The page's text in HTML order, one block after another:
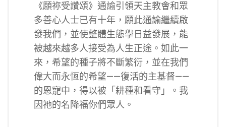
《願祢受讚頌》通諭引領天主教會和眾
多善心人士已有十年，願此通諭繼續啟
發我們，並使整體生態學日益發展，能
被越來越多人接受為人生正途。如此一
來，希望的種子將不斷繁衍，並在我們
偉大而永恆的希望——復活的主基督——
的恩寵中，得以被「耕種和看守」。我
因祂的名降福你們眾人。